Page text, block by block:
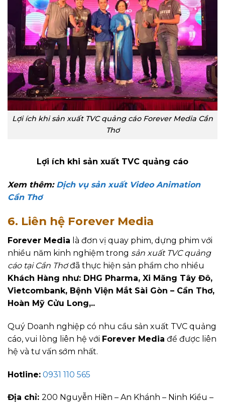
Lợi ích khi sản xuất TVC quảng cáo Forever Media Cần
Thơ
Lợi ích khi sản xuất TVC quảng cáo
Xem thêm: Dịch vụ sản xuất Video Animation
Cần Thơ
6. Liên hệ Forever Media
Forever Media là đơn vị quay phim, dựng phim với
nhiều năm kinh nghiệm trong sản xuất TVC quảng
cáo tại Cần Thơđã thực hiện sản phẩm cho nhiều
Khách Hàng như: DHG Pharma, Xi Măng Tây Đô,
Vietcombank, Bệnh Viện Mắt Sài Gòn – Cần Thơ,
Hoàn Mỹ Cửu Long,..
Quý Doanh nghiệp có nhu cầu sản xuất TVC quảng
cáo, vui lòng liên hệ với Forever Media để được liên
hệ và tư vấn sớm nhất.
Hotline: 0931 110 565
Địa chỉ: 200 Nguyễn Hiền – An Khánh – Ninh Kiều –